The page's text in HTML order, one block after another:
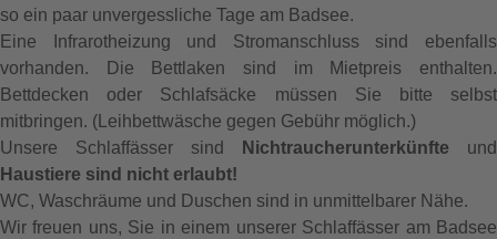
so ein paar unvergessliche Tage am Badsee.
Eine Infrarotheizung und Stromanschluss sind ebenfalls
vorhanden. Die Bettlaken sind im Mietpreis enthalten.
Bettdecken oder Schlafsäcke müssen Sie bitte selbst
mitbringen. (Leihbettwäsche gegen Gebühr möglich.)
Unsere Schlaffässer sind
Nichtraucherunterkünfte und
Haustiere sind nicht erlaubt!
WC, Waschräume und Duschen sind in unmittelbarer Nähe.
Wir freuen uns, Sie in einem unserer Schlaffässer am Badsee